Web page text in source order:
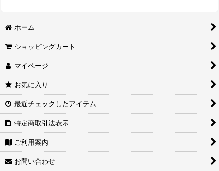
ホーム
ショッピングカート
マイページ
お気に入り
最近チェックしたアイテム
特定商取引法表示
ご利用案内
お問い合わせ